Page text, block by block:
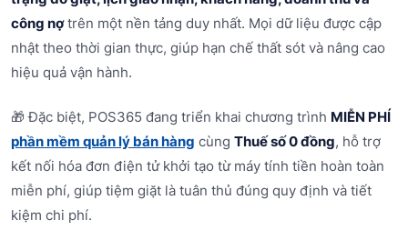
công nợtrên một nền tảng duy nhất. Mọi dữ liệu được cập
nhật theo thời gian thực, giúp hạn chế thất sót và nâng cao
hiệu quả vận hành.
🎁 Đặc biệt, POS365 đang triển khai chương trình MIỄN PHÍ
phần mềm quản lý bán hàng cùng Thuế số 0 đồng, hỗ trợ
kết nối hóa đơn điện tử khởi tạo từ máy tính tiền hoàn toàn
miễn phí, giúp tiệm giặt là tuân thủ đúng quy định và tiết
kiệm chi phí.